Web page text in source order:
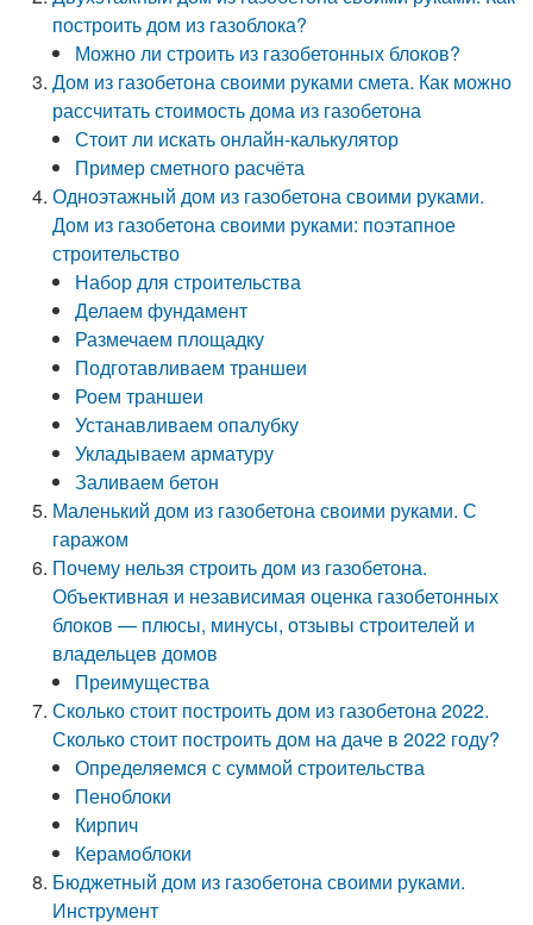
построить дом из газоблока?
Можно ли строить из газобетонных блоков?
Дом из газобетона своими руками смета. Как можно
рассчитать стоимость дома из газобетона
Стоит ли искать онлайн-калькулятор
Пример сметного расчёта
Одноэтажный дом из газобетона своими руками.
Дом из газобетона своими руками: поэтапное
строительство
Набор для строительства
Делаем фундамент
Размечаем площадку
Подготавливаем траншеи
Роем траншеи
Устанавливаем опалубку
Укладываем арматуру
Заливаем бетон
Маленький дом из газобетона своими руками. С
гаражом
Почему нельзя строить дом из газобетона.
Объективная и независимая оценка газобетонных
блоков — плюсы, минусы, отзывы строителей и
владельцев домов
Преимущества
Сколько стоит построить дом из газобетона 2022.
Сколько стоит построить дом на даче в 2022 году?
Определяемся с суммой строительства
Пеноблоки
Кирпич
Керамоблоки
Бюджетный дом из газобетона своими руками.
Инструмент